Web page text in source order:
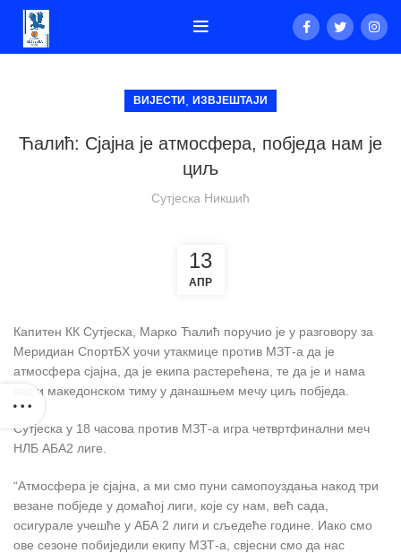
ВИЈЕСТИ ИЗВЈЕШТАЈИ
Ћалић: Сјајна је атмосфера, побједа нам је
циљ
Сутјеска Никшић
13
АПР
Капитен КК Сутјеска, Марко Ћалић поручио је у разговору за
Меридиан СпортБХ уочи утакмице против МЗТ-а да је
атмосфера сјајна, да је екипа растерећена, те да је и нама
као и македонском тиму у данашњем мечу циљ побједа.
Сутјеска у 18 часова против МЗТ-а игра четвртфинални меч
НЛБ АБА2 лиге.
“Атмосфера је сјајна, а ми смо пуни самопоуздања накод три
везане побједе у домаћој лиги, које су нам, већ сада,
осигурале учешће у АБА 2 лиги и сљедеће године. Иако смо
ове сезоне побиједили екипу МЗТ-а, свјесни смо да нас